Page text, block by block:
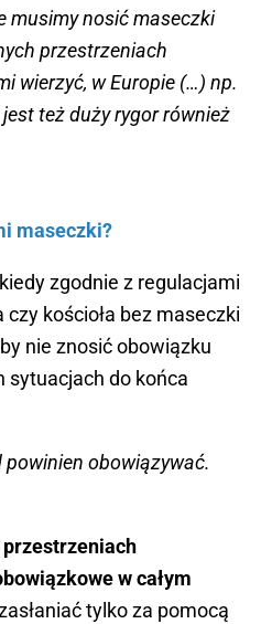
musimy nosić maseczki
przestrzeniach
wierzyć, w Europie (…) np.
też duży rygor również
maseczki?
zgodnie z regulacjami
kościoła bez maseczki
nie znosić obowiązku
sytuacjach do końca
obowiązywać.
przestrzeniach
w całym
tylko za pomocą